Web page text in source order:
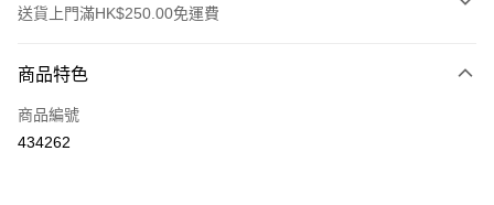
送貨上門滿HK$250.00免運費
信用卡
Apple Pay
商品特色
商品編號
434262